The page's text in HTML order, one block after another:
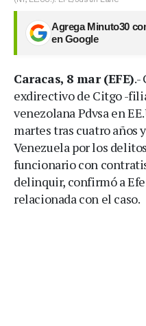
Agrega Minuto30
en Google
Caracas, 8 mar (EFE).-
exdirectivo de Citgo -
venezolana Pdvsa en
martes tras cuatro años
Venezuela por los
funcionario con
delinquir, confirmó a
relacionada con el caso.